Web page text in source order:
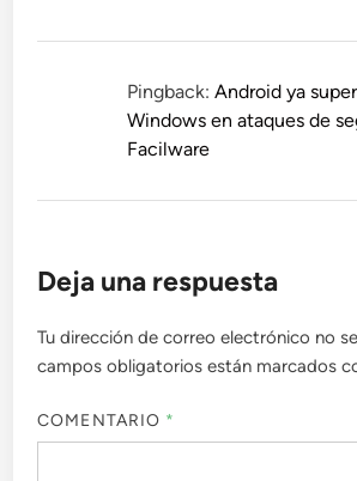
Pingback:Android ya
Windows en ataques de
Facilware
Deja una respuesta
Tu dirección de correo electrónico no
campos obligatorios están marcados
COMENTARIO *